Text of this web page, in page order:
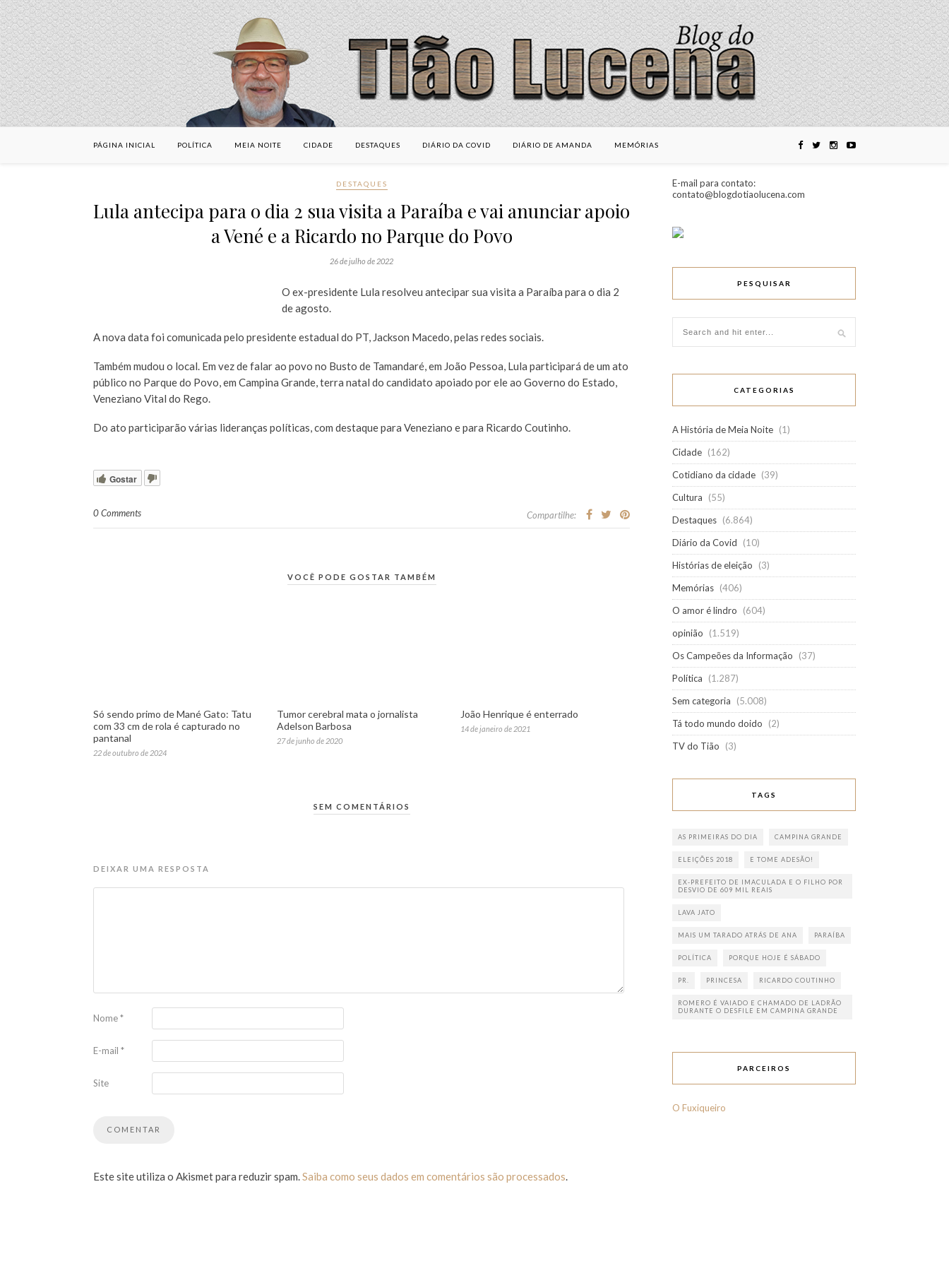
PÁGINA INICIAL POLÍTICA MEIA NOITE CIDADE DESTAQUES DIÁRIO DA COVID DIÁRIO DE AMANDA MEMÓRIAS
DESTAQUES
Lula antecipa para o dia 2 sua visita a Paraíba e vai anunciar apoio
a Vené e a Ricardo no Parque do Povo
26 de julho de 2022
O ex-presidente Lula resolveu antecipar sua visita a Paraíba para o dia 2
de agosto.
A nova data foi comunicada pelo presidente estadual do PT, Jackson Macedo, pelas redes sociais.
Também mudou o local. Em vez de falar ao povo no Busto de Tamandaré, em João Pessoa, Lula participará de um ato
público no Parque do Povo, em Campina Grande, terra natal do candidato apoiado por ele ao Governo do Estado,
Veneziano Vital do Rego.
Do ato participarão várias lideranças políticas, com destaque para Veneziano e para Ricardo Coutinho.
Gostar
0 Comments Compartilhe:
VOCÊ PODE GOSTAR TAMBÉM
Só sendo primo de Mané Gato: Tatu
com 33 cm de rola é capturado no
pantanal
22 de outubro de 2024
Tumor cerebral mata o jornalista
Adelson Barbosa
27 de junho de 2020
João Henrique é enterrado
14 de janeiro de 2021
SEM COMENTÁRIOS
DEIXAR UMA RESPOSTA
Nome*
E-mail *
Site
Este site utiliza o Akismet para reduzir spam.Saiba como seus dados em comentários são processados.
E-mail para contato:
contato@blogdotiaolucena.com
PESQUISAR
CATEGORIAS
A História de Meia Noite (1)
Cidade (162)
Cotidiano da cidade (39)
Cultura
(55)
Destaques (6.864)
Diário da Covid
(10)
Histórias de eleição
(3)
Memórias (406)
O amor é lindro
(604)
opinião
(1.519)
Os Campeões da Informação
(37)
Política
(1.287)
Sem categoria
(5.008)
Tá todo mundo doido
(2)
TV do Tião
(3)
TAGS
AS PRIMEIRAS DO DIA CAMPINA GRANDE
ELEIÇÕES 2018 E TOME ADESÃO!
EX-PREFEITO DE IMACULADA E O FILHO POR
DESVIO DE 609 MIL REAIS
LAVA JATO
MAIS UM TARADO ATRÁS DE ANA PARAÍBA
POLÍTICA PORQUE HOJE É SÁBADO
PR. PRINCESA RICARDO COUTINHO
ROMERO É VAIADO E CHAMADO DE LADRÃO
DURANTE O DESFILE EM CAMPINA GRANDE
PARCEIROS
O Fuxiqueiro